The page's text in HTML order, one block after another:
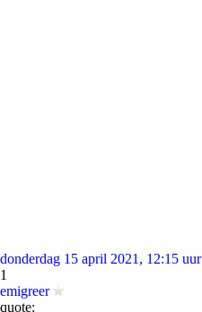
donderdag 15 april 2021, 12:15 uur
1
emigreer
quote: